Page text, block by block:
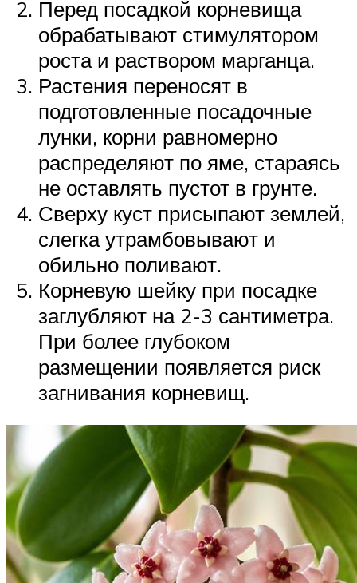
Перед посадкой корневища
обрабатывают стимулятором
роста и раствором марганца.
Растения переносят в
подготовленные посадочные
лунки, корни равномерно
распределяют по яме, стараясь
не оставлять пустот в грунте.
Сверху куст присыпают землей,
слегка утрамбовывают и
обильно поливают.
Корневую шейку при посадке
заглубляют на 2-3 сантиметра.
При более глубоком
размещении появляется риск
загнивания корневищ.